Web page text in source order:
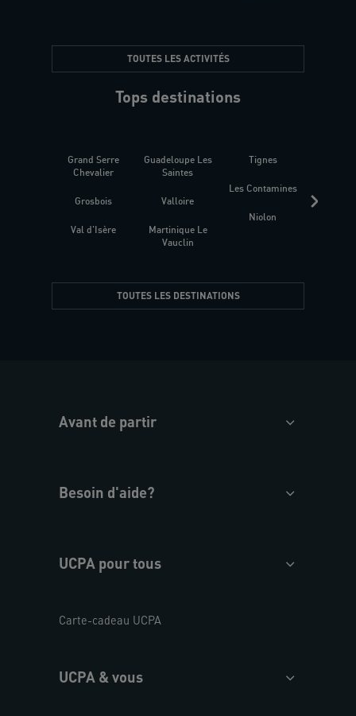
TOUTES LES ACTIVITÉS
Tops destinations
Grand Serre
Chevalier
Grosbois
Val d'Isère
Guadeloupe Les
Saintes
Valloire
Martinique Le
Vauclin
Tignes
Les Contamines
Niolon
TOUTES LES DESTINATIONS
Avant de partir
Besoin d'aide?
UCPA pour tous
Carte-cadeau UCPA
UCPA & vous